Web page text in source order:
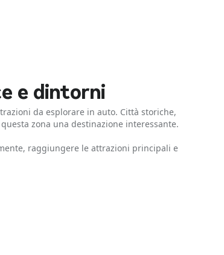
e dintorni
da esplorare in auto. Città storiche,
zona una destinazione interessante.
raggiungere le attrazioni principali e